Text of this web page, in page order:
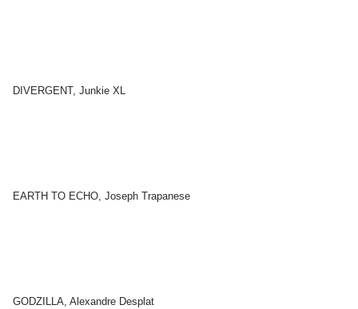
DIVERGENT, Junkie XL
EARTH TO ECHO, Joseph Trapanese
GODZILLA, Alexandre Desplat